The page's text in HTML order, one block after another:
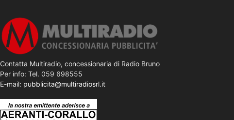
Contatta Multiradio, concessionaria di Radio Bruno
Per info: Tel. 059 698555
E-mail: pubblicita@multiradiosrl.it